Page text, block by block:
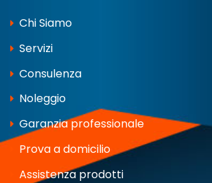
Chi Siamo
Servizi
Consulenza
Noleggio
Garanzia professionale
Prova a domicilio
Assistenza prodotti